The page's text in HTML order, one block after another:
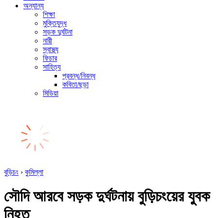
অন্যান্য
শিক্ষা
মুক্তিযুদ্ধ
সড়ক দুর্ঘটনা
নারী
স্বাস্থ্য
ফিচার
সাহিত্য
প্রবন্ধ/নিবন্ধ
কবিতা/ছড়া
মিডিয়া
বুড়িচং › কুমিল্লা
সৌদি আরবে সড়ক দুর্ঘটনায় বুড়িচংয়ের যুবক
নিহত